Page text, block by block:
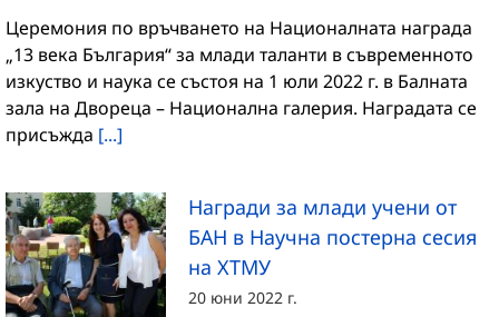
Церемония по връчването на Националната награда
„13 века България“ за млади таланти в съвременното
изкуство и наука се състоя на 1 юли 2022 г. в Балната
зала на Двореца – Национална галерия. Наградата се
присъжда [...]
Награди за млади учени от
БАН в Научна постерна сесия
на ХТМУ
20 юни 2022 г.